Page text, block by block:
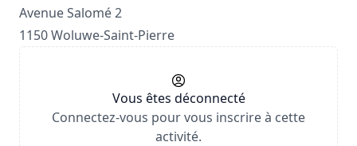
Avenue Salomé 2
1150 Woluwe-Saint-Pierre
Vous êtes déconnecté
Connectez-vous pour vous inscrire à cette
activité.